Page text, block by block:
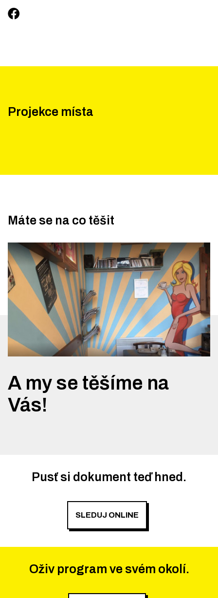
Projekce místa
Máte se na co těšit
A my se těšíme na
Vás!
Pusť si dokument teď hned.
SLEDUJ ONLINE
Oživ program ve svém okolí.